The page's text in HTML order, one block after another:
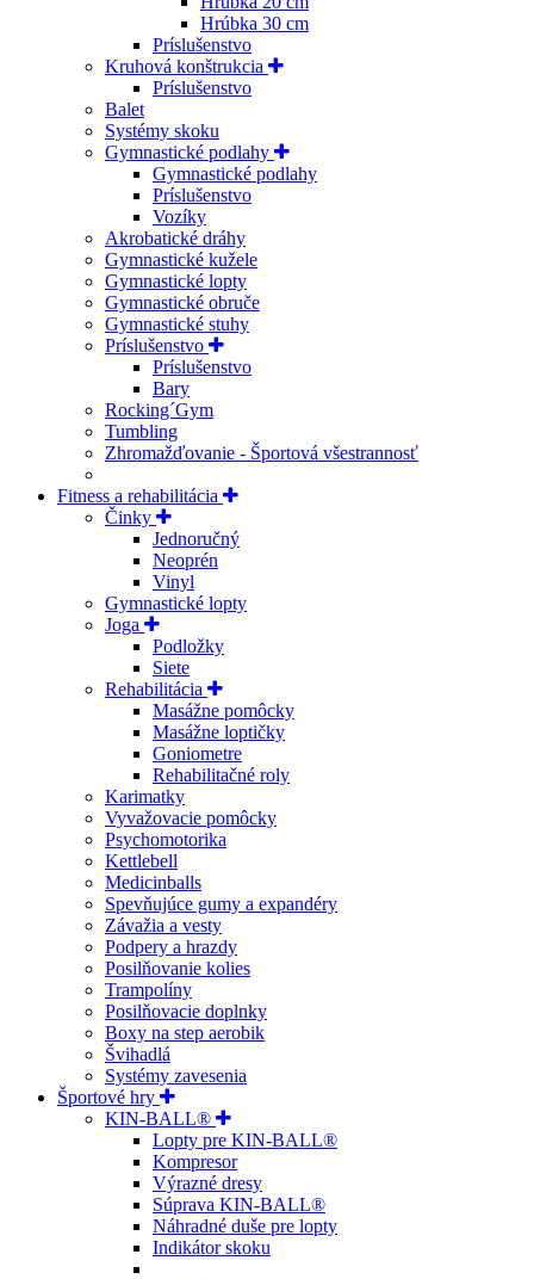
Hrúbka 30 cm
Príslušenstvo
Kruhová konštrukcia
Príslušenstvo
Balet
Systémy skoku
Gymnastické podlahy
Gymnastické podlahy
Príslušenstvo
Vozíky
Akrobatické dráhy
Gymnastické kužele
Gymnastické lopty
Gymnastické obruče
Gymnastické stuhy
Príslušenstvo
Príslušenstvo
Bary
Rocking´Gym
Tumbling
Zhromažďovanie - Športová všestrannosť
Fitness a rehabilitácia
Činky
Jednoručný
Neoprén
Vinyl
Gymnastické lopty
Joga
Podložky
Siete
Rehabilitácia
Masážne pomôcky
Masážne loptičky
Goniometre
Rehabilitačné roly
Karimatky
Vyvažovacie pomôcky
Psychomotorika
Kettlebell
Medicinballs
Spevňujúce gumy a expandéry
Závažia a vesty
Podpery a hrazdy
Posilňovanie kolies
Trampolíny
Posilňovacie doplnky
Boxy na step aerobik
Švihadlá
Systémy zavesenia
Športové hry
KIN-BALL®
Lopty pre KIN-BALL®
Kompresor
Výrazné dresy
Súprava KIN-BALL®
Náhradné duše pre lopty
Indikátor skoku